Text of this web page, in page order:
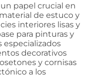
papel crucial en
de estuco y
interiores lisas y
para pinturas y
especializados
decorativos
y cornisas
a los